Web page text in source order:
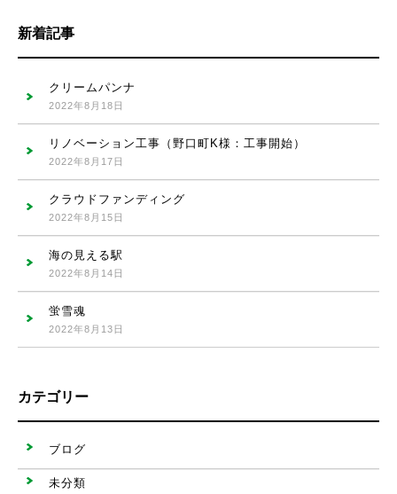
新着記事
クリームパンナ
2022年8月18日
リノベーション工事（野口町K様：工事開始）
2022年8月17日
クラウドファンディング
2022年8月15日
海の見える駅
2022年8月14日
蛍雪魂
2022年8月13日
カテゴリー
ブログ
未分類